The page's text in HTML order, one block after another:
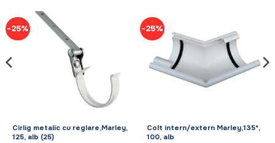
-25%
Cirlig metalic cu reglare,Marley,
125, alb (25)
-25%
Colt intern/extern Marley,135*,
100, alb